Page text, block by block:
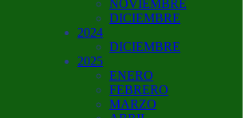
NOVIEMBRE
DICIEMBRE
2024
DICIEMBRE
2025
ENERO
FEBRERO
MARZO